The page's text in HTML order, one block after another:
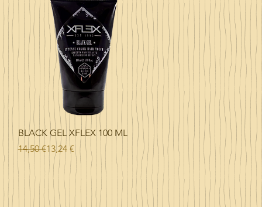
Vista rápida
BLACK GEL XFLEX 100 ML
Precio
14,50 €
Precio de oferta
13,24 €